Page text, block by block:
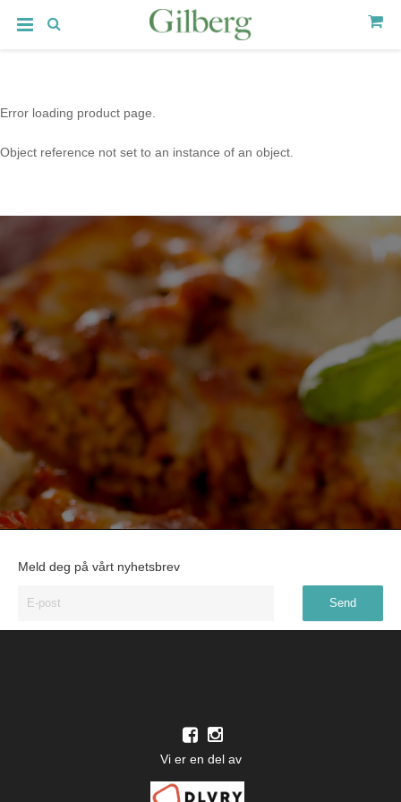
Error loading product page.
Object reference not set to an instance of an object.
Meld deg på vårt nyhetsbrev
Vi er en del av